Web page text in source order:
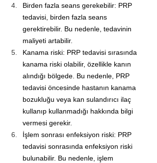
Birden fazla seans gerekebilir: PRP
tedavisi, birden fazla seans
gerektirebilir. Bu nedenle, tedavinin
maliyeti artabilir.
Kanama riski: PRP tedavisi sırasında
kanama riski olabilir, özellikle kanın
alındığı bölgede. Bu nedenle, PRP
tedavisi öncesinde hastanın kanama
bozukluğu veya kan sulandırıcı ilaç
kullanıp kullanmadığı hakkında bilgi
vermesi gerekir.
İşlem sonrası enfeksiyon riski: PRP
tedavisi sonrasında enfeksiyon riski
bulunabilir. Bu nedenle, işlem